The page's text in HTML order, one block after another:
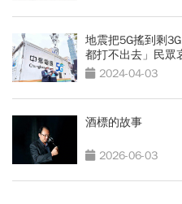
地震把5G搖到剩
都打不出去」民眾
2024-04-03
酒標的故事
2026-06-03